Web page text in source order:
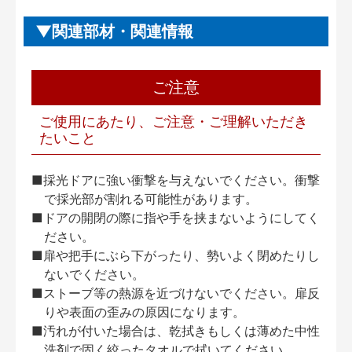
関連部材・関連情報
ご注意
ご使用にあたり、ご注意・ご理解いただき
たいこと
■採光ドアに強い衝撃を与えないでください。衝撃
で採光部が割れる可能性があります。
■ドアの開閉の際に指や手を挟まないようにしてく
ださい。
■扉や把手にぶら下がったり、勢いよく閉めたりし
ないでください。
■ストーブ等の熱源を近づけないでください。扉反
りや表面の歪みの原因になります。
■汚れが付いた場合は、乾拭きもしくは薄めた中性